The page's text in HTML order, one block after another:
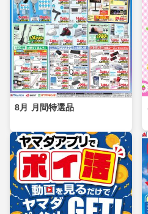
8月 月間特選品